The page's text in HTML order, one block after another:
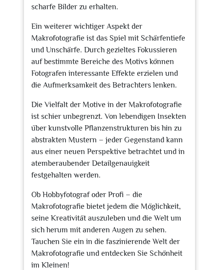
scharfe Bilder zu erhalten.
Ein weiterer wichtiger Aspekt der
Makrofotografie ist das Spiel mit Schärfentiefe
und Unschärfe. Durch gezieltes Fokussieren
auf bestimmte Bereiche des Motivs können
Fotografen interessante Effekte erzielen und
die Aufmerksamkeit des Betrachters lenken.
Die Vielfalt der Motive in der Makrofotografie
ist schier unbegrenzt. Von lebendigen Insekten
über kunstvolle Pflanzenstrukturen bis hin zu
abstrakten Mustern – jeder Gegenstand kann
aus einer neuen Perspektive betrachtet und in
atemberaubender Detailgenauigkeit
festgehalten werden.
Ob Hobbyfotograf oder Profi – die
Makrofotografie bietet jedem die Möglichkeit,
seine Kreativität auszuleben und die Welt um
sich herum mit anderen Augen zu sehen.
Tauchen Sie ein in die faszinierende Welt der
Makrofotografie und entdecken Sie Schönheit
im Kleinen!